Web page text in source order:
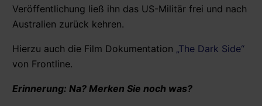
Veröffentlichung ließ ihn das US-Militär frei und nach
Australien zurück kehren.
Hierzu auch die Film Dokumentation „The Dark Side“
von Frontline.
Erinnerung: Na? Merken Sie noch was?